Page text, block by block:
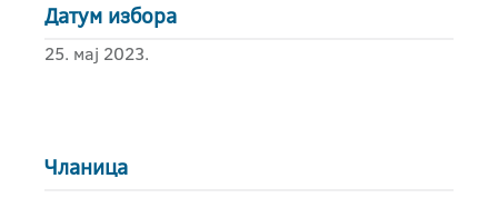
Датум избора
25. мај 2023.
Чланица